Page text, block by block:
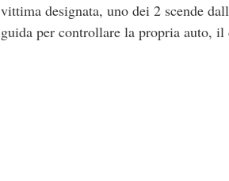
vittima designata, uno dei 2 scende
guida per controllare la propria auto, il